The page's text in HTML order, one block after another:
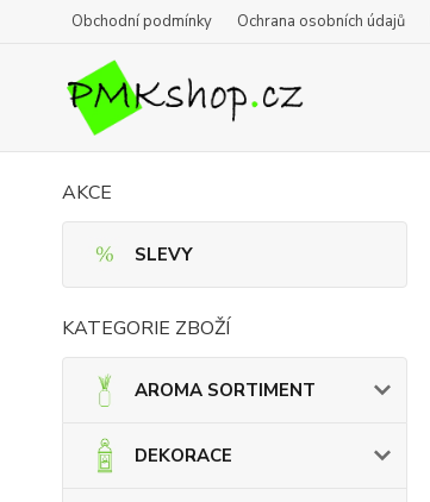
Obchodní podmínky Ochrana osobních údajů
AKCE
SLEVY
KATEGORIE ZBOŽÍ
AROMA SORTIMENT
DEKORACE